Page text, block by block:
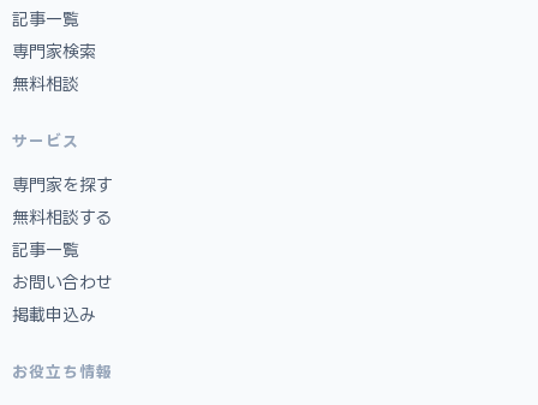
記事一覧
専門家検索
無料相談
サービス
専門家を探す
無料相談する
記事一覧
お問い合わせ
掲載申込み
お役立ち情報